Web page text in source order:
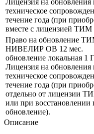
техническое
течение года (при
вместе с лицензией
Право на обновление
НИВЕЛИР ОВ 12 мес.
обновление локальная 1
Лицензия на обновления
техническое
течение года (при
отдельно от лицензии
или при восстановлении
обновление).
Описание